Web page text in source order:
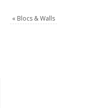
« Blocs & Walls